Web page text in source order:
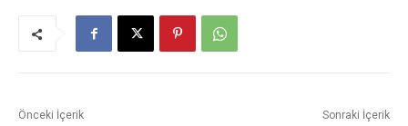
Önceki İçerik Sonraki İçerik